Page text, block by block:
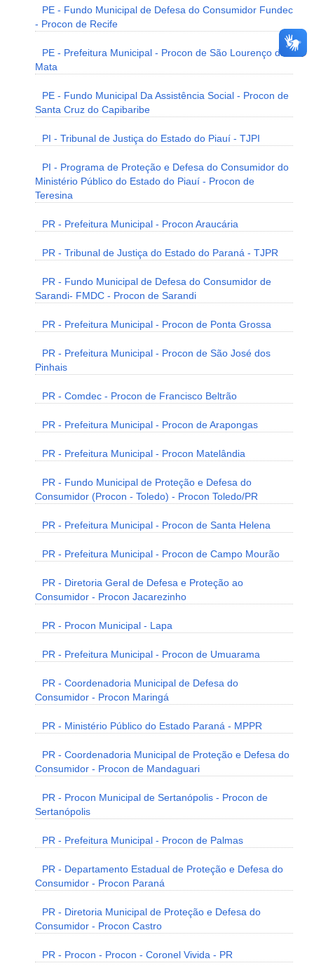
PE - Fundo Municipal de Defesa do Consumidor Fundec
- Procon de Recife
PE - Prefeitura Municipal - Procon de São Lourenço da
Mata
PE - Fundo Municipal Da Assistência Social - Procon de
Santa Cruz do Capibaribe
PI - Tribunal de Justiça do Estado do Piauí - TJPI
PI - Programa de Proteção e Defesa do Consumidor do
Ministério Público do Estado do Piauí - Procon de
Teresina
PR - Prefeitura Municipal - Procon Araucária
PR - Tribunal de Justiça do Estado do Paraná - TJPR
PR - Fundo Municipal de Defesa do Consumidor de
Sarandi- FMDC - Procon de Sarandi
PR - Prefeitura Municipal - Procon de Ponta Grossa
PR - Prefeitura Municipal - Procon de São José dos
Pinhais
PR - Comdec - Procon de Francisco Beltrão
PR - Prefeitura Municipal - Procon de Arapongas
PR - Prefeitura Municipal - Procon Matelândia
PR - Fundo Municipal de Proteção e Defesa do
Consumidor (Procon - Toledo) - Procon Toledo/PR
PR - Prefeitura Municipal - Procon de Santa Helena
PR - Prefeitura Municipal - Procon de Campo Mourão
PR - Diretoria Geral de Defesa e Proteção ao
Consumidor - Procon Jacarezinho
PR - Procon Municipal - Lapa
PR - Prefeitura Municipal - Procon de Umuarama
PR - Coordenadoria Municipal de Defesa do
Consumidor - Procon Maringá
PR - Ministério Público do Estado Paraná - MPPR
PR - Coordenadoria Municipal de Proteção e Defesa do
Consumidor - Procon de Mandaguari
PR - Procon Municipal de Sertanópolis - Procon de
Sertanópolis
PR - Prefeitura Municipal - Procon de Palmas
PR - Departamento Estadual de Proteção e Defesa do
Consumidor - Procon Paraná
PR - Diretoria Municipal de Proteção e Defesa do
Consumidor - Procon Castro
PR - Procon - Procon - Coronel Vivida - PR